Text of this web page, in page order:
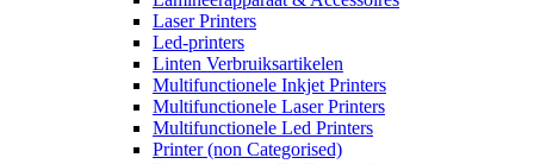
Laser Printers
Led-printers
Linten Verbruiksartikelen
Multifunctionele Inkjet Printers
Multifunctionele Laser Printers
Multifunctionele Led Printers
Printer (non Categorised)